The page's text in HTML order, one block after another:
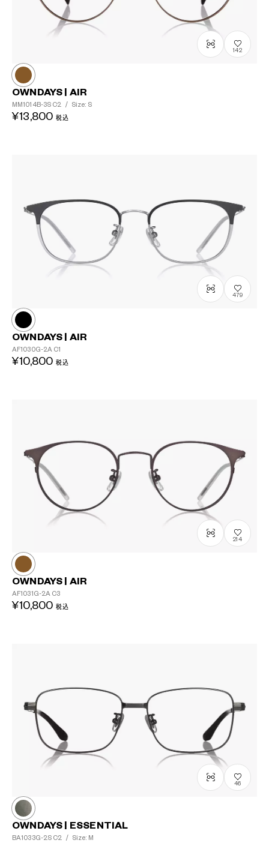
142
OWNDAYS | AIR
MM1014B-3S C2 / Size: S
¥13,800 税込
479
OWNDAYS | AIR
AF1030G-2A C1
¥10,800 税込
214
OWNDAYS | AIR
AF1031G-2A C3
¥10,800 税込
46
OWNDAYS | ESSENTIAL
BA1033G-2S C2 / Size: M